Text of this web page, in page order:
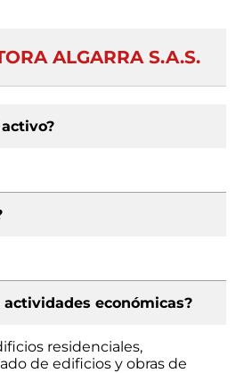
ALGARRA S.A.S.
actividades económicas?
residenciales,
de edificios y obras de